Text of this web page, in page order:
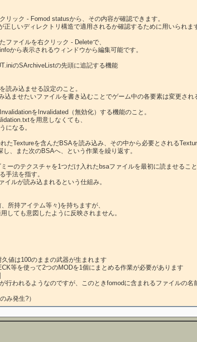
リック - Fomod statusから、その内容が確認できます。
しいディレクトリ構造で適用されるか確認するために用いられま
ファイルを右クリック - Deleteで、
から表示されるウィンドウから編集可能です。
ArchiveInvalidationInvalidated!.bsaを生成し、FALLOUT.iniのSArchiveListの先頭に追記する機能
読み込ませる設定のこと。
ませたいファイルを書き込むことでゲーム中の各要素は変更され
をInvalidated（無効化）する機能のこと。
を用意しなくても、
になる。
たTextureを含んだBSAを読み込み、その中から必要とされる
、また次のBSAへ、という作業を繰り返す。
ーのテクスチャを1つだけ入れたbsaファイルを最初に読ませること
手法を指す。
ルが読み込まれるという仕組み。
所持アイテム等々)を持ちますが、
しても意図したように反映されません。
値は100のままの武器が生まれます
等を使って2つのMODを1個にまとめる作業が必要があります
行われるようなのですが、このときfomodに含まれるファイルの